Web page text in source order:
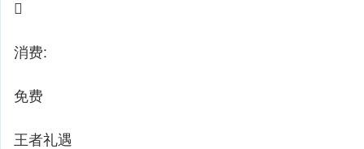

消费:
免费
王者礼遇